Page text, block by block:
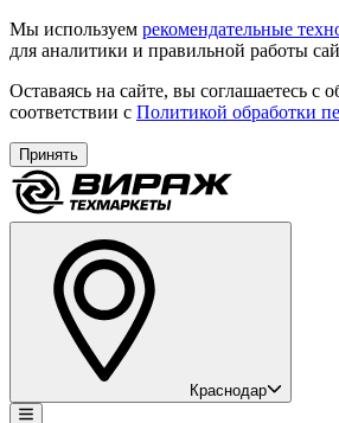
Мы используем рекомендательные
для аналитики и правильной работы
Оставаясь на сайте, вы соглашаетесь с
соответствии с Политикой обработки
Принять
Краснодар